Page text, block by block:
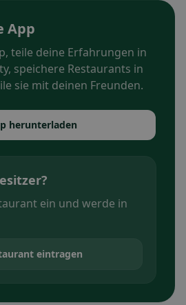
App
teile deine Erfahrungen in
speichere Restaurants in
sie mit deinen Freunden.
herunterladen
ein und werde in
eintragen